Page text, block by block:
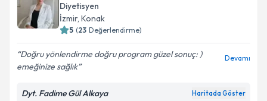
Diyetisyen
İzmir, Konak
5 (23 Değerlendirme)
Doğru yönlendirme doğru program güzel sonuç: )
emeğinize sağlık
Devamı
Dyt. Fadime Gül Alkaya Haritada Göster